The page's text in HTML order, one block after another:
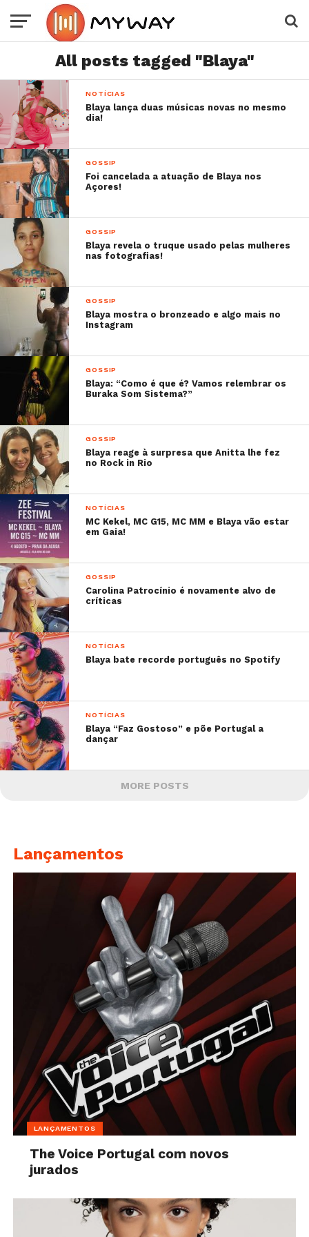
All posts tagged "Blaya"
NOTÍCIAS
Blaya lança duas músicas novas no mesmo
dia!
GOSSIP
Foi cancelada a atuação de Blaya nos
Açores!
GOSSIP
Blaya revela o truque usado pelas mulheres
nas fotografias!
GOSSIP
Blaya mostra o bronzeado e algo mais no
Instagram
GOSSIP
Blaya: “Como é que é? Vamos relembrar os
Buraka Som Sistema?”
GOSSIP
Blaya reage à surpresa que Anitta lhe fez
no Rock in Rio
NOTÍCIAS
MC Kekel, MC G15, MC MM e Blaya vão estar
em Gaia!
GOSSIP
Carolina Patrocínio é novamente alvo de
críticas
NOTÍCIAS
Blaya bate recorde português no Spotify
NOTÍCIAS
Blaya “Faz Gostoso” e põe Portugal a
dançar
MORE POSTS
Lançamentos
LANÇAMENTOS
The Voice Portugal com novos
jurados